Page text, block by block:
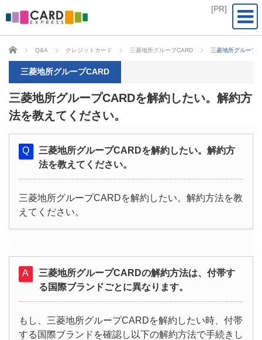
CARD EXPRESS
Q&A クレジットカード 三菱地所グループCARD 三菱地所グループ
三菱地所グループCARD
三菱地所グループCARDを解約したい。解約方
法を教えてください。
三菱地所グループCARDを解約したい。解約方
法を教えてください。
三菱地所グループCARDを解約したい。解約方法を教
えてください。
三菱地所グループCARDの解約方法は、付帯す
る国際ブランドごとに異なります。
もし、三菱地所グループCARDを解約したい時、付帯
する国際ブランドを確認し以下の解約方法で手続きし